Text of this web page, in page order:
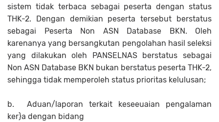
sistem tidak terbaca sebagai peserta dengan status
THK-2. Dengan demikian peserta tersebut berstatus
sebagai Peserta Non ASN Database BKN. Oleh
karenanya yang bersangkutan pengolahan hasil seleksi
yang dilakukan oleh PANSELNAS berstatus sebagai
Non ASN Database BKN bukan berstatus peserta THK-2,
sehingga tidak memperoleh status prioritas kelulusan;
b.
Aduan/laporan terkait keseeuaian pengalaman
ker}a dengan bidang